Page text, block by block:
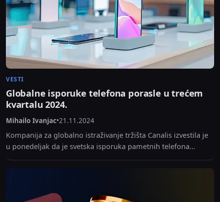
VESTI
Globalne isporuke telefona porasle u trećem
kvartalu 2024.
Mihailo Ivanjac•21.11.2024
Kompanija za globalno istraživanje tržišta Canalis izvestila je
u ponedeljak da je svetska isporuka pametnih telefona
porasla za
5{b8fb86e9ca8a765ede80e00fad277e0c89635f71d7ed3550bcd